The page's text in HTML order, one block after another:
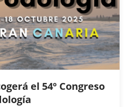
el 54º Congreso